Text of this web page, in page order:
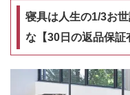
寝具は人生の1/3お
な【30日の返品保証